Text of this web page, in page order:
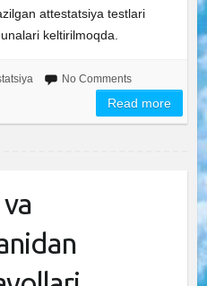
attestatsiya testlari
keltirilmoqda.
No Comments
Read more